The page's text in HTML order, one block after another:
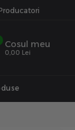
Cosul meu
0,00 Lei